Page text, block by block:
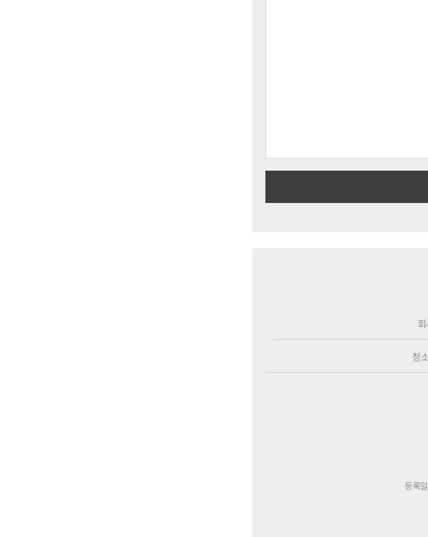
청
등록